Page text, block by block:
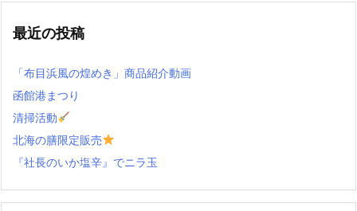
最近の投稿
「布目浜風の煌めき」商品紹介動画
函館港まつり
清掃活動
北海の膳限定販売
『社長のいか塩辛』でニラ玉